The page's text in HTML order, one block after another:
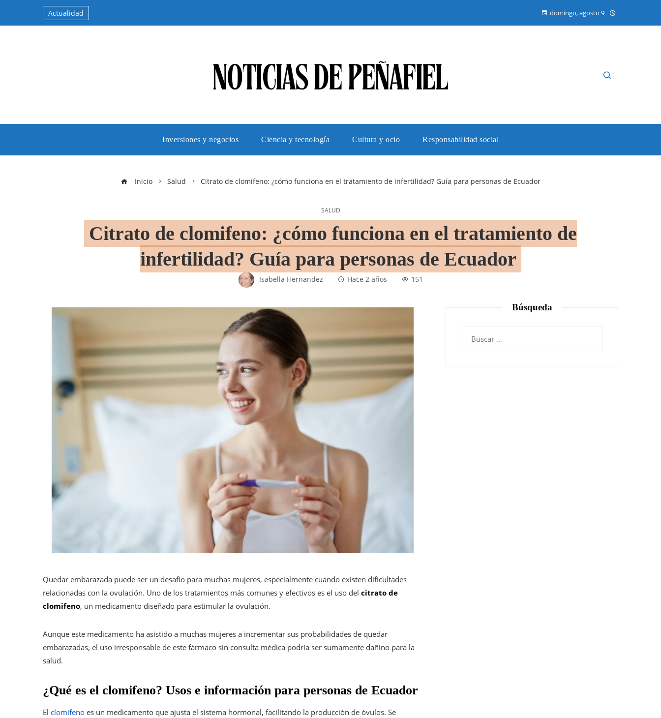
Actualidad domingo, agosto 9
Inversiones y negocios Ciencia y tecnología Cultura y ocio Responsabilidad social
Inicio Salud Citrato de clomifeno: ¿cómo funciona en el tratamiento de infertilidad? Guía para personas de Ecuador
SALUD
Citrato de clomifeno: ¿cómo funciona en el tratamiento de
infertilidad? Guía para personas de Ecuador
Isabella Hernandez Hace 2 años 151
Quedar embarazada puede ser un desafío para muchas mujeres, especialmente cuando existen dificultades
relacionadas con la ovulación. Uno de los tratamientos más comunes y efectivos es el uso del citrato de
clomifeno, un medicamento diseñado para estimular la ovulación.
Aunque este medicamento ha asistido a muchas mujeres a incrementar sus probabilidades de quedar
embarazadas, el uso irresponsable de este fármaco sin consulta médica podría ser sumamente dañino para la
salud.
¿Qué es el clomifeno? Usos e información para personas de Ecuador
El clomifeno es un medicamento que ajusta el sistema hormonal, facilitando la producción de óvulos. Se
Búsqueda